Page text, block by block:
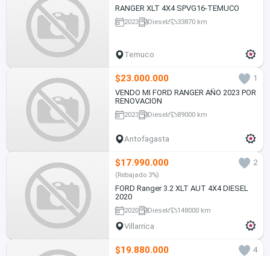
RANGER XLT 4X4 SPVG16-TEMUCO
2023 Diesel 33870 km
Temuco
$23.000.000
1
VENDO MI FORD RANGER AÑO 2023 POR
RENOVACION
2023 Diesel 89000 km
Antofagasta
$17.990.000 2
(Rebajado 3%)
FORD Ranger 3.2 XLT AUT 4X4 DIESEL
2020
2020 Diesel 148000 km
Villarrica
$19.880.000
4